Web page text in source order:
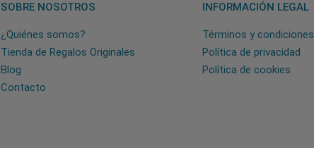
SOBRE NOSOTROS
¿Quiénes somos?
Tienda de Regalos Originales
Blog
Contacto
INFORMACIÓN LEGAL
Términos y condiciones
Política de privacidad
Política de cookies